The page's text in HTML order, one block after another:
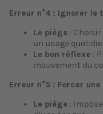
Erreur n°4 : Ignorer le
Le piège :
un usage
Le bon réflexe :
mouvement du
Erreur n°5 : Forcer
Le piège :